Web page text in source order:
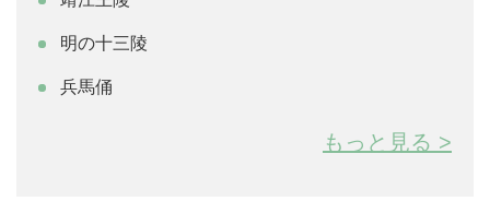
が多く、かつての王朝の繁栄を今なお人々に感じさせま
す。なかでも「秦の始皇帝陵」や「明の十三陵」は、そ
の陵墓として知られています。
明の十三陵
兵馬俑
もっと見る >